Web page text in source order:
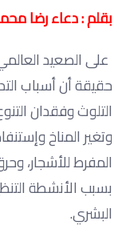
بقلم : دعاء رضا
على الصعيد
حقيقة أن أسباب
التلوث وفقدان
وتغير المناخ
المفرط للأشجار،
بسبب الأنشطة
البشري.